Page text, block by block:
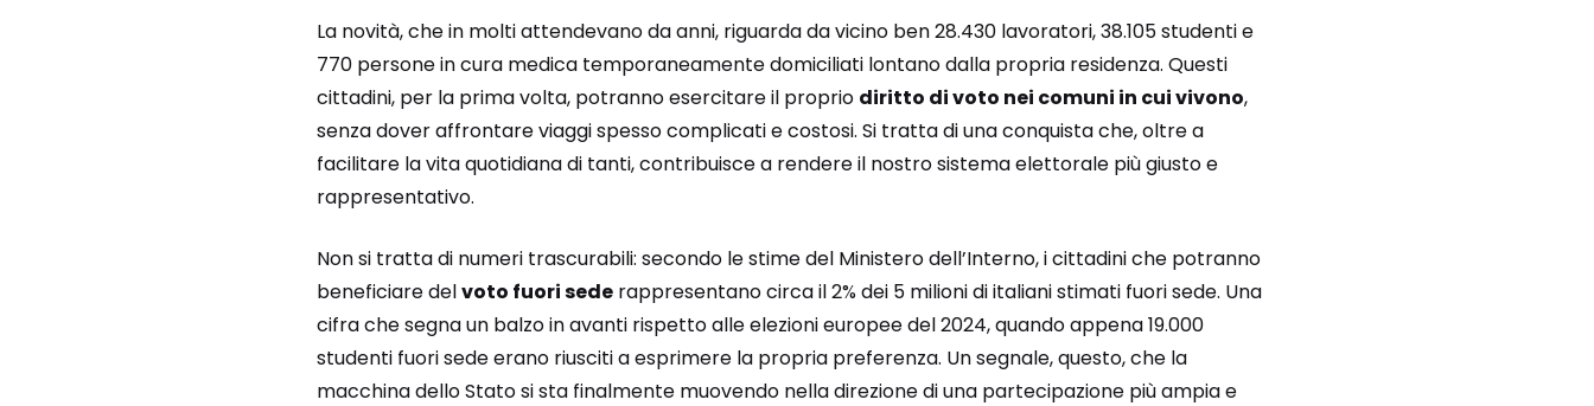
La novità, che in molti attendevano da anni, riguarda da vicino ben 28.430 lavoratori, 38.105 studenti e
770 persone in cura medica temporaneamente domiciliati lontano dalla propria residenza. Questi
cittadini, per la prima volta, potranno esercitare il proprio diritto di voto nei comuni in cui vivono,
senza dover affrontare viaggi spesso complicati e costosi. Si tratta di una conquista che, oltre a
facilitare la vita quotidiana di tanti, contribuisce a rendere il nostro sistema elettorale più giusto e
rappresentativo.
Non si tratta di numeri trascurabili: secondo le stime del Ministero dell’Interno, i cittadini che potranno
beneficiare delvoto fuori sederappresentano circa il 2% dei 5 milioni di italiani stimati fuori sede. Una
cifra che segna un balzo in avanti rispetto alle elezioni europee del 2024, quando appena 19.000
studenti fuori sede erano riusciti a esprimere la propria preferenza. Un segnale, questo, che la
macchina dello Stato si sta finalmente muovendo nella direzione di una partecipazione più ampia e